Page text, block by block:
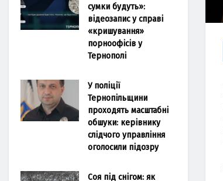
сумки будуть»:
відеозапис у справі
«кришування»
порноофісів у
Тернополі
У поліції
Тернопільщини
проходять масштабні
обшуки: керівнику
слідчого управління
оголосили підозру
Соя під снігом: як